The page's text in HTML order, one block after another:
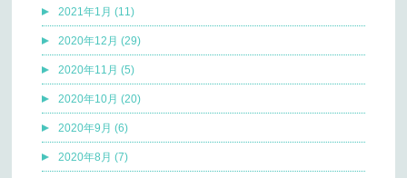
2021年1月 (11)
2020年12月 (29)
2020年11月 (5)
2020年10月 (20)
2020年9月 (6)
2020年8月 (7)